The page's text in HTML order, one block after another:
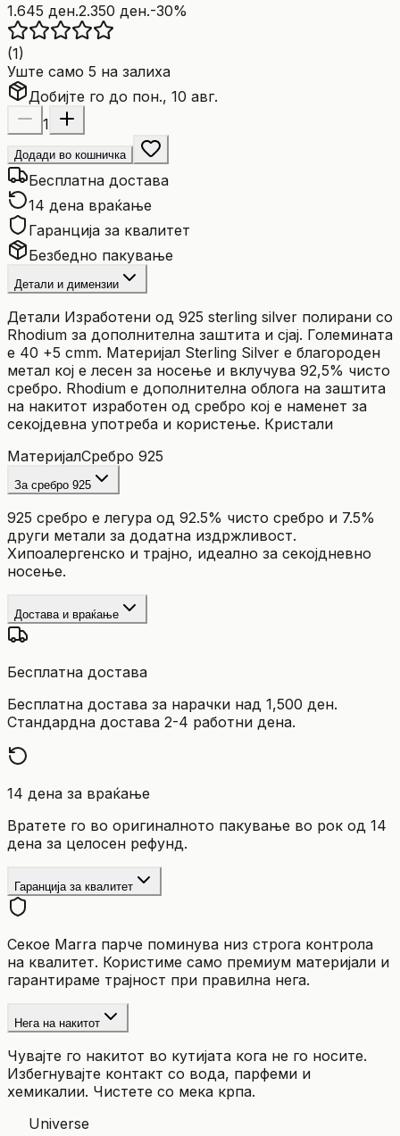
1.645 ден.2.350 ден.-30%
(1)
Уште само 5 на залиха
Добијте го до пон., 10 авг.
1
Додади во кошничка
Бесплатна достава
14 дена враќање
Гаранција за квалитет
Безбедно пакување
Детали и димензии
Детали Изработени од 925 sterling silver полирани со
Rhodium за дополнителна заштита и сјај. Големината
е 40 +5 cmm. Материјал Sterling Silver е благороден
метал кој е лесен за носење и вклучува 92,5% чисто
сребро. Rhodium е дополнителна облога на заштита
на накитот изработен од сребро кој е наменет за
секојдевна употреба и користење. Кристали
МатеријалСребро 925
За сребро 925
925 сребро е легура од 92.5% чисто сребро и 7.5%
други метали за додатна издржливост.
Хипоалергенско и трајно, идеално за секојдневно
носење.
Достава и враќање
Бесплатна достава
Бесплатна достава за нарачки над 1,500 ден.
Стандардна достава 2-4 работни дена.
14 дена за враќање
Вратете го во оригиналното пакување во рок од 14
дена за целосен рефунд.
Гаранција за квалитет
Секое Marra парче поминува низ строга контрола
на квалитет. Користиме само премиум материјали и
гарантираме трајност при правилна нега.
Нега на накитот
Чувајте го накитот во кутијата кога не го носите.
Избегнувајте контакт со вода, парфеми и
хемикалии. Чистете со мека крпа.
Universe